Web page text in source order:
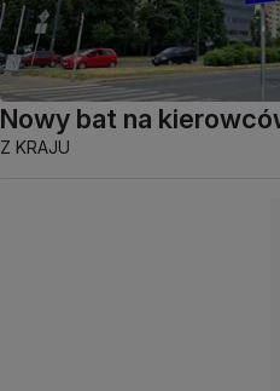
Nowy bat na
Z KRAJU